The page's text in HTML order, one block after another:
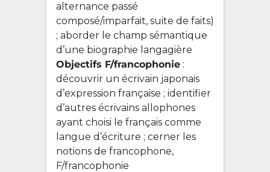
alternance passé
composé/imparfait, suite de faits)
; aborder le champ sémantique
d’une biographie langagière
Objectifs F/francophonie :
découvrir un écrivain japonais
d’expression française ; identifier
d’autres écrivains allophones
ayant choisi le français comme
langue d’écriture ; cerner les
notions de francophone,
F/francophonie